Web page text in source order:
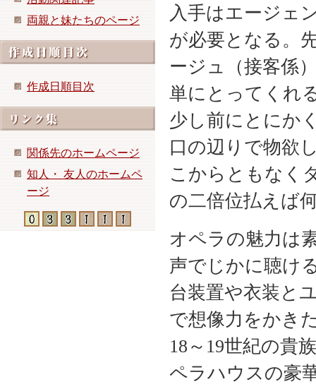
両親と妹たちのページ
作成日順目次
関係先のホームページ
知人・ 友人のホームペ
ージ
入手はエージェ
が必要となる。
ージュ（接客係
単にとってくれ
少し前にとにか
口の辺りで物欲
こからともなく
の二倍位払えば
オペラの魅力は
声でじかに聴け
台装置や衣装と
で想像力をかき
18～19世紀の貴
ペラハウスの豪